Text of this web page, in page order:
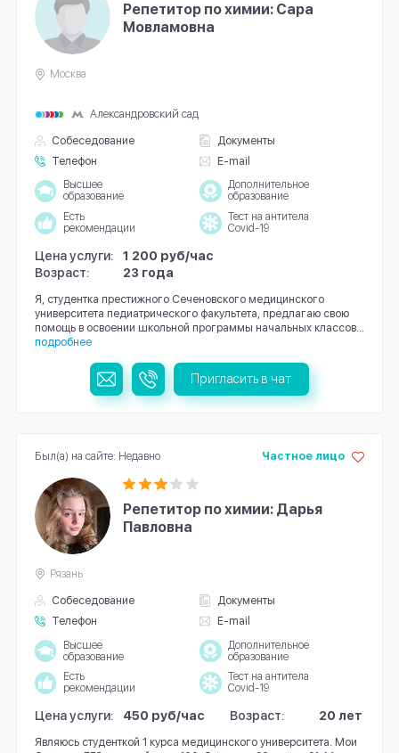
Репетитор по химии: Сара
Мовламовна
Собеседование
Документы
Телефон
E-mail
Москва
Александровский сад
Высшее
образование
Дополнительное
образование
Есть
рекомендации
Тест на антитела
Covid-19
Цена услуги:
1 200 руб/час
Возраст:
23 года
Я, студентка престижного Сеченовского медицинского
университета педиатрического факультета, предлагаю свою
помощь в освоении школьной программы начальных классов...
подробнее
Пригласить в чат
Репетитор по химии: Дарья
Павловна
Собеседование
Документы
Телефон
E-mail
Частное лицо
Рязань
Высшее
образование
Дополнительное
образование
Есть
рекомендации
Тест на антитела
Covid-19
Цена услуги: 450 руб/час Возраст: 20 лет
Являюсь студенткой 1 курса медицинского университета. Мои
Был(а) на сайте: Недавно